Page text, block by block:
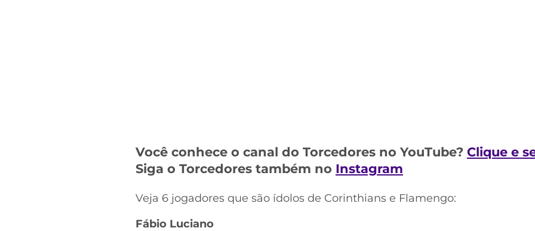
Você conhece o canal do Torcedores no YouTube? Clique e
Siga o Torcedores também no Instagram
Veja 6 jogadores que são ídolos de Corinthians e Flamengo:
Fábio Luciano